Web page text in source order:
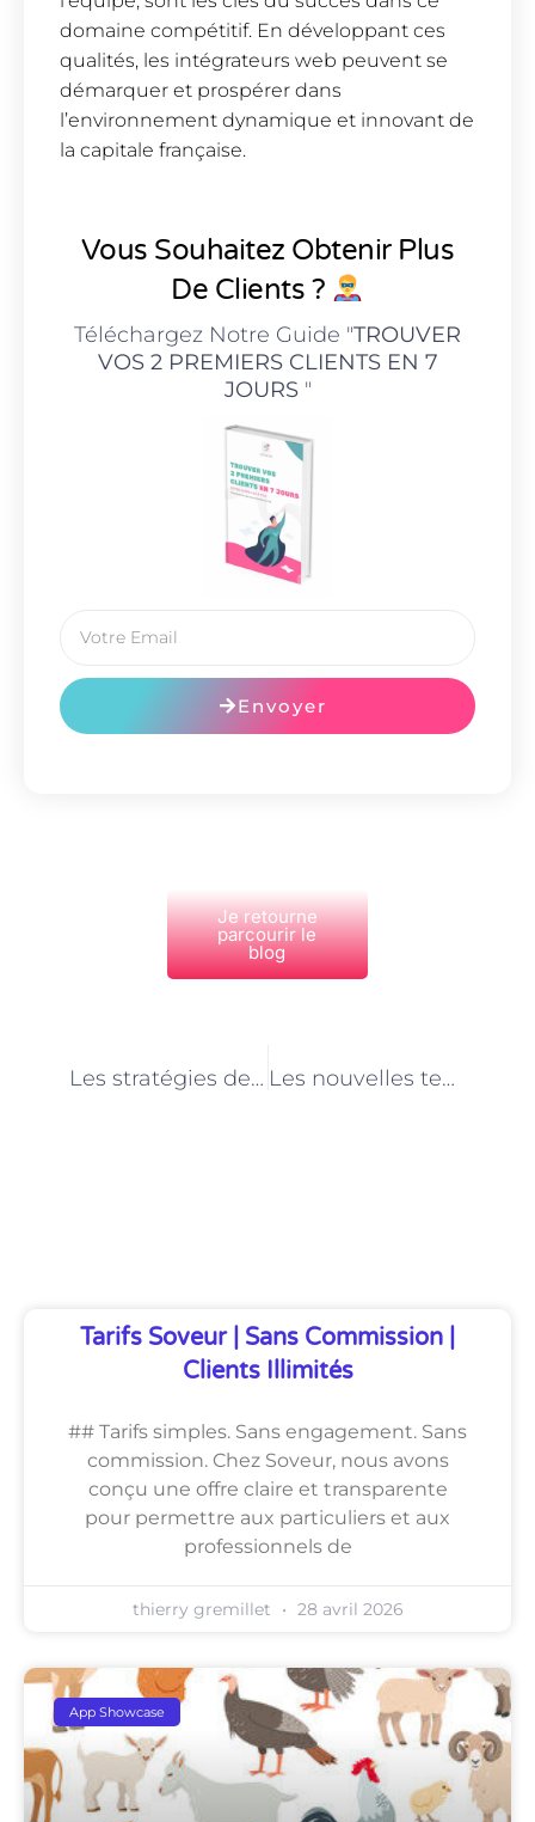
domaine compétitif. En développant ces
qualités, les intégrateurs web peuvent se
démarquer et prospérer dans
l’environnement dynamique et innovant de
la capitale française.
Vous Souhaitez Obtenir Plus
De Clients ?
Téléchargez Notre Guide "TROUVER
VOS 2 PREMIERS CLIENTS EN 7
JOURS"
Envoyer
Je retourne
parcourir le
blog
Les stratégies de gestion de projet pour les intégrateurs web à Paris Les nouvelles technologies qui façonnent le métier d’intégrateur web à Paris
Tarifs Soveur | Sans Commission |
Clients Illimités
## Tarifs simples. Sans engagement. Sans
commission. Chez Soveur, nous avons
conçu une offre claire et transparente
pour permettre aux particuliers et aux
professionnels de
thierry gremillet 28 avril 2026
App Showcase